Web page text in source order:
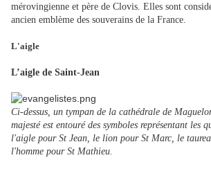
mérovingienne et père de Clovis. Elles sont
ancien emblème des souverains de la France.
L'aigle
L’aigle de Saint-Jean
Ci-dessus, un tympan de la cathédrale de
majesté est entouré des symboles représentant les
l'aigle pour St Jean, le lion pour St Marc, le
l'homme pour St Mathieu.